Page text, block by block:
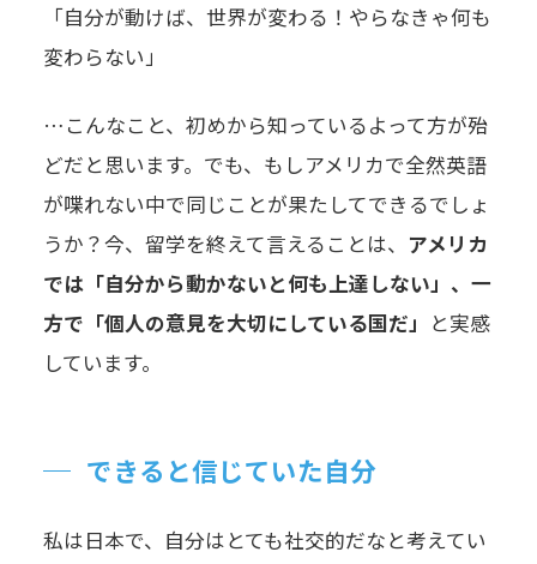
「自分が動けば、世界が変わる！やらなきゃ何も
変わらない」
…こんなこと、初めから知っているよって方が殆
どだと思います。でも、もしアメリカで全然英語
が喋れない中で同じことが果たしてできるでしょ
うか？今、留学を終えて言えることは、 アメリカ
では「自分から動かないと何も上達しない」、一
方で「個人の意見を大切にしている国だ」 と実感
しています。
できると信じていた自分
私は日本で、自分はとても社交的だなと考えてい